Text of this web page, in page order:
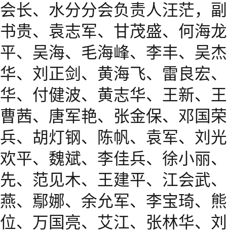
会长、水分分会负责人汪茫，
书贵、袁志军、甘茂盛、何海
平、吴海、毛海峰、李丰、吴
华、刘正剑、黄海飞、雷良宏
华、付健波、黄志华、王新、
曹茜、唐军艳、张金保、邓国
兵、胡灯钢、陈帆、袁军、刘
欢平、魏斌、李佳兵、徐小丽
先、范见木、王建平、江会武
燕、鄢娜、余允军、李宝琦、
位、万国亮、艾江、张林华、